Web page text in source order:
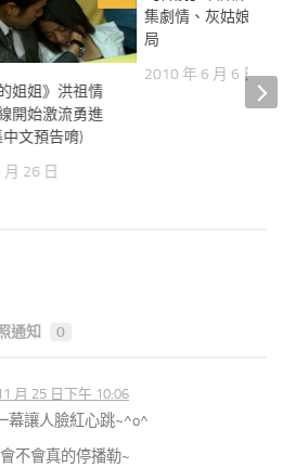
姐姐》洪祖情
開始激流勇進
文預告唷)
26 日
集劇情、灰姑娘的
局
2010 年 6 月 6 日
通知 0
月 25 日下午 10:06
幕讓人臉紅心跳~^o^
不會真的停播勒~